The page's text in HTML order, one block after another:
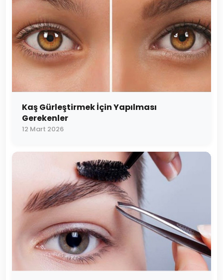
Kaş Gürleştirmek İçin Yapılması
Gerekenler
12 Mart 2026